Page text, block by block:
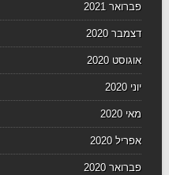
פברואר 2021
דצמבר 2020
אוגוסט 2020
יוני 2020
מאי 2020
אפריל 2020
פברואר 2020